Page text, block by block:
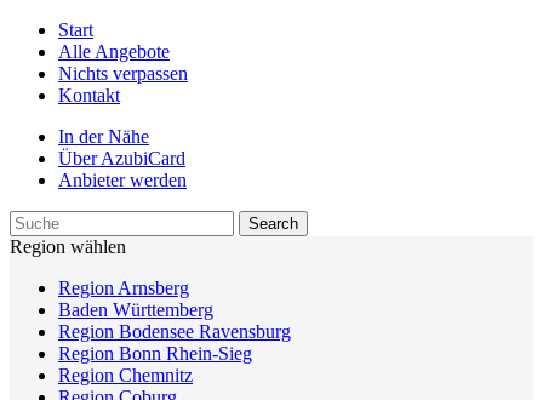
Start
Alle Angebote
Nichts verpassen
Kontakt
In der Nähe
Über AzubiCard
Anbieter werden
Region wählen
Region Arnsberg
Baden Württemberg
Region Bodensee Ravensburg
Region Bonn Rhein-Sieg
Region Chemnitz